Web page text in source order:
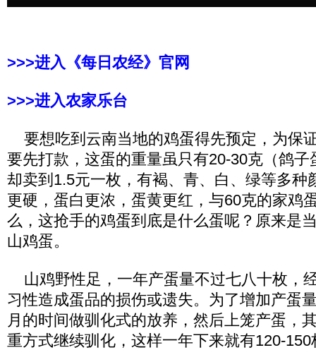
>>>进入《每日农经》官网
>>>进入农家乐台
要想吃到云南当地的鸡蛋得先预定，为保
要先打款，这蛋的重量虽只有20-30克（鸽
却卖到1.5元一枚，有褐、青、白、绿等多种
更硬，蛋白更浓，蛋黄更红，与60克的家鸡
么，这抢手的鸡蛋到底是什么蛋呢？原来是
山鸡蛋。
山鸡野性足，一年产蛋量不过七八十枚，
习性造成蛋品的损伤或遗失。为了增加产蛋
月的时间做驯化式的放养，然后上笼产蛋，
重方式继续驯化，这样一年下来就有120-